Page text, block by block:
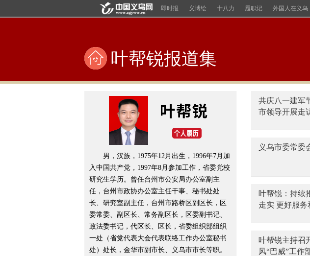
即时报 义博绘 十八力 履职记 外国人在义乌
叶帮锐报道集
男，汉族，1975年12月出生，1996年7月加
入中国共产党，1997年8月参加工作，省委党校
研究生学历。曾任台州市公安局办公室副主
任，台州市政协办公室主任干事、秘书处处
长、研究室副主任，台州市路桥区副区长，区
委常委、副区长、常务副区长，区委副书记、
政法委书记，代区长、区长，省委组织部组织
一处（省党代表大会代表联络工作办公室秘书
处）处长，金华市副市长、义乌市市长等职。
共庆八一建军
市领导开展走
义乌市委常委
叶帮锐：持续
走实 更好服
叶帮锐主持召
风“巴威”工作